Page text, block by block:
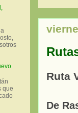
Ruta
De
que